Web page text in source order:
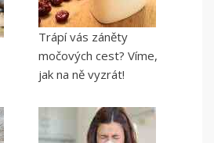
Trápí vás záněty
močových cest? Víme,
jak na ně vyzrát!